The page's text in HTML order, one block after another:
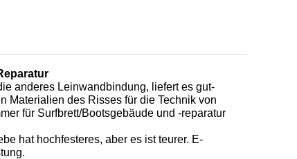
anderes Leinwandbindung, liefert es gut-
Materialien des Risses für die Technik von
für Surfbrett/Bootsgebäude und -reparatur
hat hochfesteres, aber es ist teurer. E-